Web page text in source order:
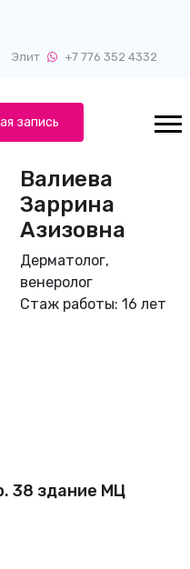
Элит +7 776 352 4332
запись
Валиева
Заррина
Азизовна
Дерматолог,
венеролог
Стаж работы: 16 лет
38 здание МЦ